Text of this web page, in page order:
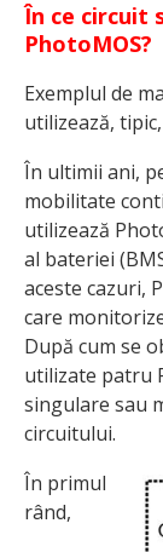
În ce circuit
PhotoMOS?
Exemplul de
utilizează,
În ultimii ani,
mobilitate
utilizează
al bateriei
aceste cazuri,
care
După cum se
utilizate patru
singulare sau
circuitului.
În primul
rând,